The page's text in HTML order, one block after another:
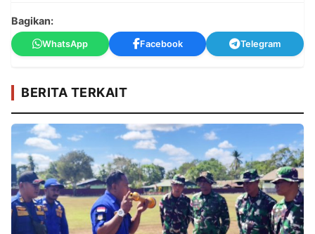
Bagikan:
WhatsApp Facebook Telegram
BERITA TERKAIT